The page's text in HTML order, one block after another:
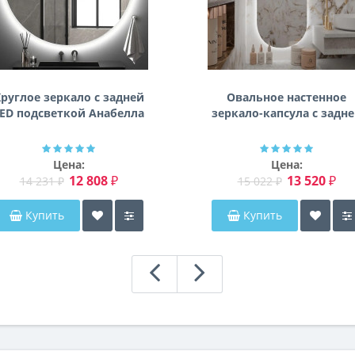
зеркало с задней
подсветкой Анабелла
Цена:
14 231 ₽ 12 808 ₽
Купить
Овальное настенное
зеркало-капсула с
Мэриэнн
Цена:
15 022 ₽ 13 520 ₽
Купить